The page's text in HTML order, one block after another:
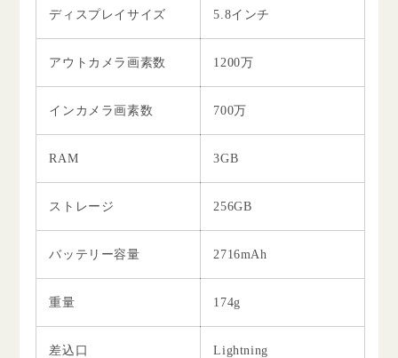
ディスプレイサイズ 5.8インチ
アウトカメラ画素数 1200万
インカメラ画素数 700万
RAM 3GB
ストレージ 256GB
バッテリー容量 2716mAh
重量 174g
差込口 Lightning